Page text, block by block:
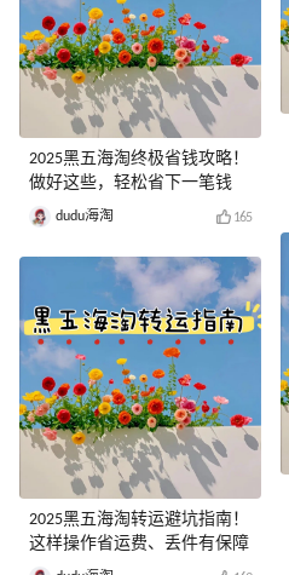
2025黑五海淘终极省钱攻略！
做好这些，轻松省下一笔钱
dudu海淘 165
2025黑五海淘转运避坑指南！
这样操作省运费、丢件有保障